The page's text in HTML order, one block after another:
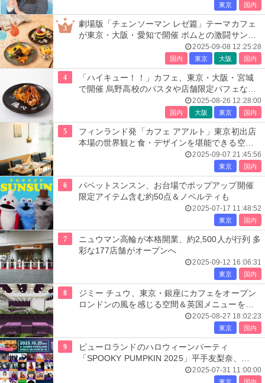
東京 国内
3
劇場版「チェンソーマン レゼ篇」テーマカフェ
が東京・大阪・愛知で開催 ボムとの激闘サンド
やレゼのチョーカーパンケーキなど2025-09-08 12:25:28
国内 東京 大阪 国内
4
「ハイキュー！！」カフェ、東京・大阪・宮城
で開催 烏野高校のパスタや店舗限定パフェなど
2025-08-26 12:28:00
国内 大阪 東京 国内
5
フィンランド発「カフェ アアルト」東京初出店
本場の世界観と食・デザインを堪能できる空間
2025-09-07 21:45:56
東京 国内
6
パペットスンスン、お台場でポップアップ開催
限定アイテム含む約50点＆ノベルティも
2025-07-17 11:48:52
東京 国内
7
ニュウマン高輪が本格開業、約2,500人が行列 多
彩な177店舗がオープンへ
2025-09-12 16:06:31
東京 国内
8
ジミー チュウ、東京・銀座にカフェをオープン
ロンドンの風を感じる空間＆英国メニューを提
2025-08-27 18:02:23
東京 国内
9
ピューロランドのハロウィーンパーティ
「SPOOKY PUMPKIN 2025」平手友梨奈、
Novel Core、OWVら参加発表 2025-07-31 11:00:00